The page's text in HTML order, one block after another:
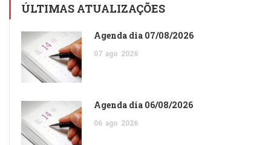
ÚLTIMAS ATUALIZAÇÕES
Agenda dia 07/08/2026
07 ago 2026
Agenda dia 06/08/2026
06 ago 2026